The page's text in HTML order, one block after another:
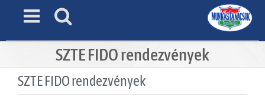
SZTE FIDO rendezvények
SZTE FIDO rendezvények